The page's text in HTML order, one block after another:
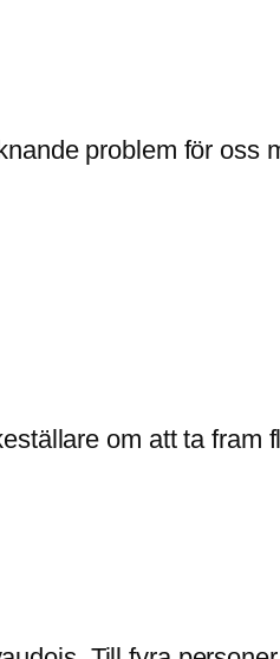
problem för oss
om att ta